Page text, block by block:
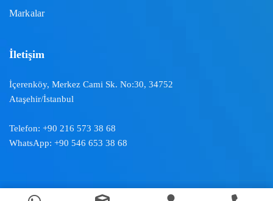
Markalar
İletişim
İçerenköy, Merkez Cami Sk. No:30, 34752
Ataşehir/İstanbul
Telefon: +90 216 573 38 68
WhatsApp: +90 546 653 38 68